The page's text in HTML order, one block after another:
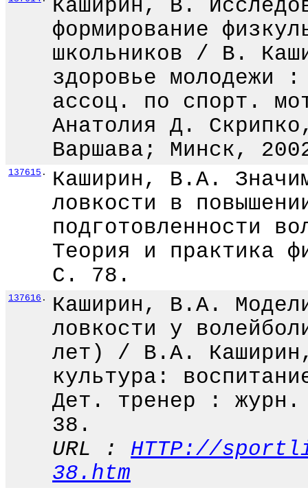
Каширин, В.
формирование
школьников / В.
здоровье
ассоц. по спорт.
Анатолия Д.
Варшава; Минск,
137615 .
Каширин, В.А.
ловкости в
подготовленности
Теория и
С. 78.
137616 .
Каширин, В.А.
ловкости у
лет) / В.А.
культура:
Дет. тренер :
38.
URL : HTTP://
38.htm